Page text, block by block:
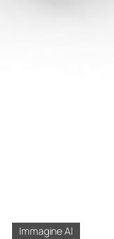
Immagine AI